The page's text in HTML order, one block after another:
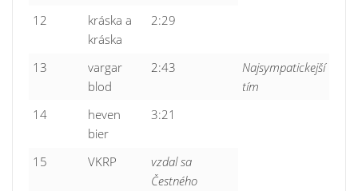
12
kráska a
kráska
2:29
13
vargar
blod
2:43
Najsympatickejší
tím
14
heven
bier
3:21
15 VKRP
vzdal sa
Čestného